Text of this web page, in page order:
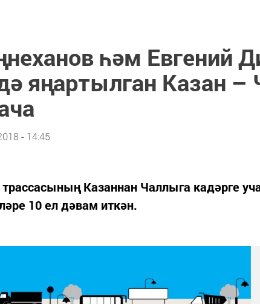
һәм Евгений
яңартылган Казан –
- 14:45
Казаннан Чаллыга кадәрге
10 ел дәвам иткән.